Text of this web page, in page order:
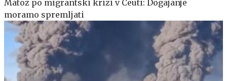
Matoz po migrantski krizi v Ceuti: Dogajanje
moramo spremljati